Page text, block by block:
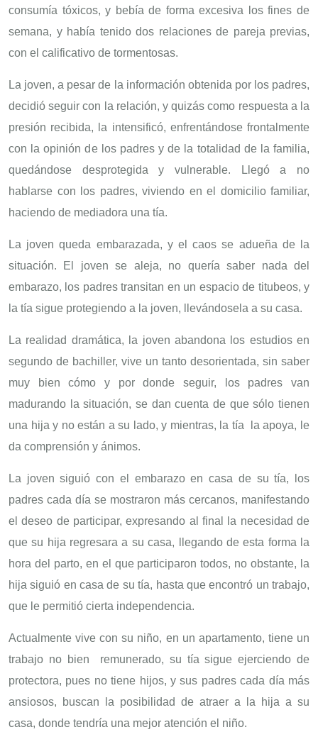
consumía tóxicos, y bebía de forma excesiva los fines de
semana, y había tenido dos relaciones de pareja previas,
con el calificativo de tormentosas.
La joven, a pesar de la información obtenida por los padres,
decidió seguir con la relación, y quizás como respuesta a la
presión recibida, la intensificó, enfrentándose frontalmente
con la opinión de los padres y de la totalidad de la familia,
quedándose desprotegida y vulnerable. Llegó a no
hablarse con los padres, viviendo en el domicilio familiar,
haciendo de mediadora una tía.
La joven queda embarazada, y el caos se adueña de la
situación. El joven se aleja, no quería saber nada del
embarazo, los padres transitan en un espacio de titubeos, y
la tía sigue protegiendo a la joven, llevándosela a su casa.
La realidad dramática, la joven abandona los estudios en
segundo de bachiller, vive un tanto desorientada, sin saber
muy bien cómo y por donde seguir, los padres van
madurando la situación, se dan cuenta de que sólo tienen
una hija y no están a su lado, y mientras, la tía la apoya, le
da comprensión y ánimos.
La joven siguió con el embarazo en casa de su tía, los
padres cada día se mostraron más cercanos, manifestando
el deseo de participar, expresando al final la necesidad de
que su hija regresara a su casa, llegando de esta forma la
hora del parto, en el que participaron todos, no obstante, la
hija siguió en casa de su tía, hasta que encontró un trabajo,
que le permitió cierta independencia.
Actualmente vive con su niño, en un apartamento, tiene un
trabajo no bien remunerado, su tía sigue ejerciendo de
protectora, pues no tiene hijos, y sus padres cada día más
ansiosos, buscan la posibilidad de atraer a la hija a su
casa, donde tendría una mejor atención el niño.